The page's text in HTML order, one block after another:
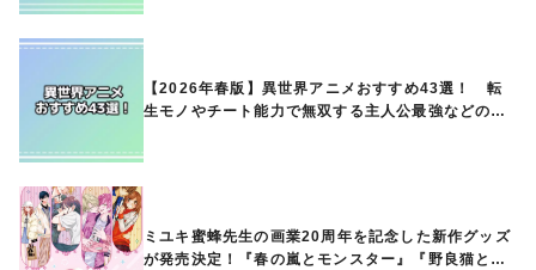
【2026年春版】異世界アニメおすすめ43選！ 転
生モノやチート能力で無双する主人公最強などの人
ミユキ蜜蜂先生の画業20周年を記念した新作グッズ
が発売決定！『春の嵐とモンスター』『野良猫と